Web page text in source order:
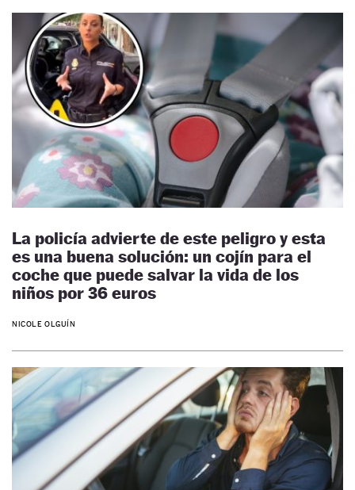
La policía advierte de este peligro y esta
es una buena solución: un cojín para el
coche que puede salvar la vida de los
niños por 36 euros
NICOLE OLGUÍN